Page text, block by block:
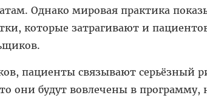
Однако мировая практика
которые затрагивают и
пациенты связывают серьёзный
они будут вовлечены в программу,